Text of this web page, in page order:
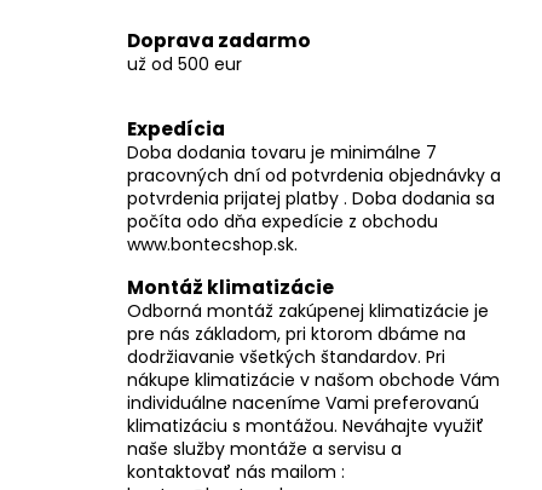
Doprava zadarmo
už od 500 eur
Expedícia
Doba dodania tovaru je minimálne 7
pracovných dní od potvrdenia objednávky a
potvrdenia prijatej platby . Doba dodania sa
počíta odo dňa expedície z obchodu
www.bontecshop.sk.
Montáž klimatizácie
Odborná montáž zakúpenej klimatizácie je
pre nás základom, pri ktorom dbáme na
dodržiavanie všetkých štandardov. Pri
nákupe klimatizácie v našom obchode Vám
individuálne naceníme Vami preferovanú
klimatizáciu s montážou. Neváhajte využiť
naše služby montáže a servisu a
kontaktovať nás mailom :